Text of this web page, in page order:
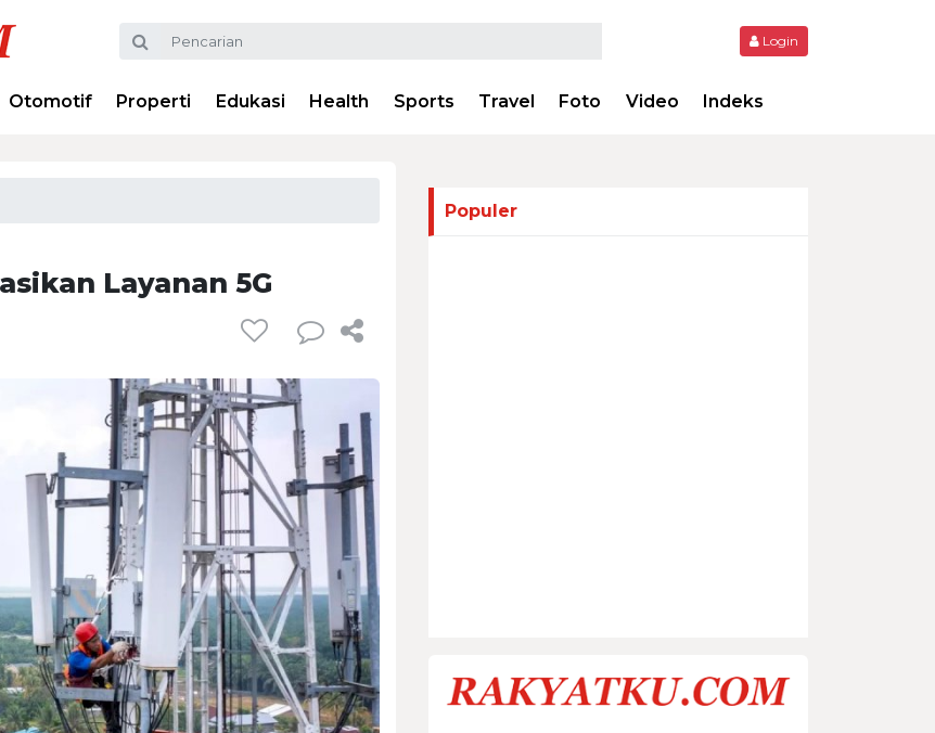
Login
Otomotif Properti Edukasi Health Sports Travel Foto Video Indeks
Layanan 5G
Populer